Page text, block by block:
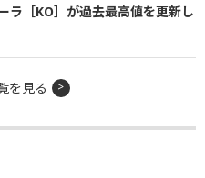
ラ［KO］が過去最高値を更新し
を見る